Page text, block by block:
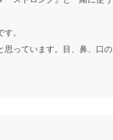
。
思っています。目、鼻、口の